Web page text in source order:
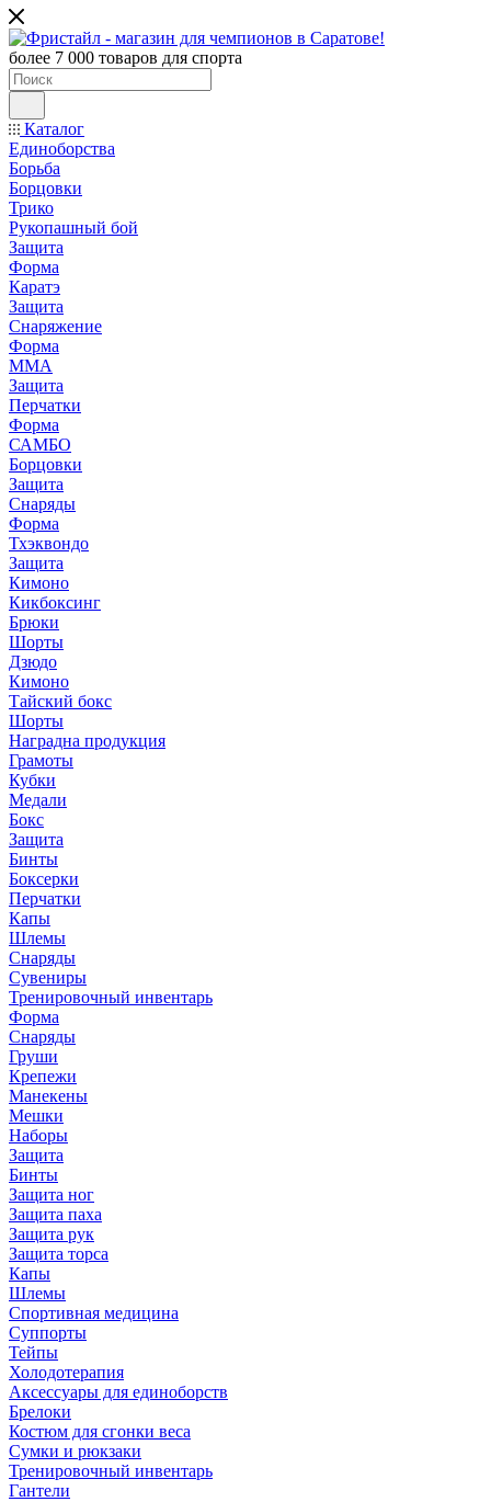
более 7 000 товаров для спорта
Каталог
Единоборства
Борьба
Борцовки
Трико
Рукопашный бой
Защита
Форма
Каратэ
Защита
Снаряжение
Форма
ММА
Защита
Перчатки
Форма
САМБО
Борцовки
Защита
Снаряды
Форма
Тхэквондо
Защита
Кимоно
Кикбоксинг
Брюки
Шорты
Дзюдо
Кимоно
Тайский бокс
Шорты
Наградна продукция
Грамоты
Кубки
Медали
Бокс
Защита
Бинты
Боксерки
Перчатки
Капы
Шлемы
Снаряды
Сувениры
Тренировочный инвентарь
Форма
Снаряды
Груши
Крепежи
Манекены
Мешки
Наборы
Защита
Бинты
Защита ног
Защита паха
Защита рук
Защита торса
Капы
Шлемы
Спортивная медицина
Суппорты
Тейпы
Холодотерапия
Аксессуары для единоборств
Брелоки
Костюм для сгонки веса
Сумки и рюкзаки
Тренировочный инвентарь
Гантели